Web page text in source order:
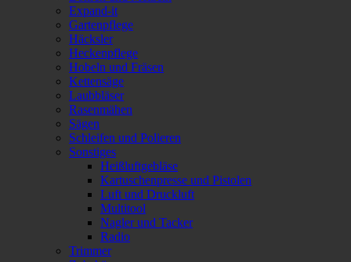
Expand-it
Gartenpflege
Häcksler
Heckenpflege
Hobeln und Fräsen
Kettensäge
Laubbläser
Rasenmähen
Sägen
Schleifen und Polieren
Sonstiges
Heißluftgebläse
Kartuschenpresse und Pistolen
Luft und Druckluft
Multitool
Nagler und Tacker
Radio
Trimmer